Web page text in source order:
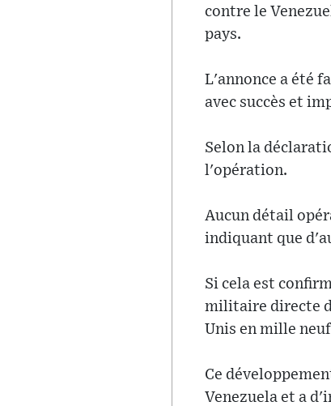
contre le
pays.
L'annonce a été
avec succès et
Selon la
l'opération.
Aucun détail
indiquant que
Si cela est
militaire directe
Unis en mille
Ce
Venezuela et a